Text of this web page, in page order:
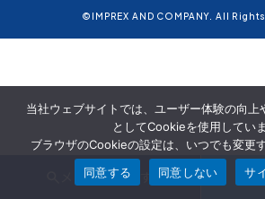
メンバーを探す
©IMPREX AND COMPANY. All
当社ウェブサイトでは、ユーザー体験の向上
としてCookieを使用していま
ブラウザのCookieの設定は、いつでも変更
同意する
同意しない サ